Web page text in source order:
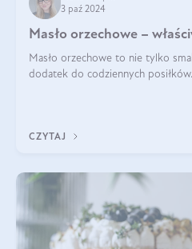
3 paź 2024
Masło orzechowe –
Masło orzechowe to nie tylko
dodatek do codziennych
CZYTAJ